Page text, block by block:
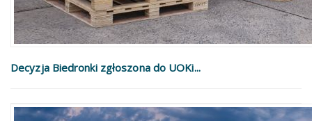
Decyzja Biedronki zgłoszona do UOKi...